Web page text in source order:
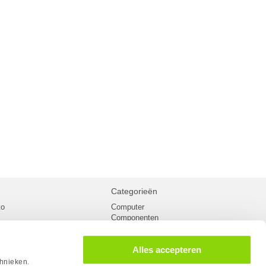
Alles accepteren
Categorieën
Computer
Componenten
Kabels
Netwerk